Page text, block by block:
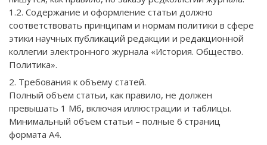
1.2. Содержание и оформление статьи должно
соответствовать принципам и нормам политики в сфере
этики научных публикаций редакции и редакционной
коллегии электронного журнала «История. Общество.
Политика».
2. Требования к объему статей.
Полный объем статьи, как правило, не должен
превышать 1 Мб, включая иллюстрации и таблицы.
Минимальный объем статьи – полные 6 страниц
формата А4.